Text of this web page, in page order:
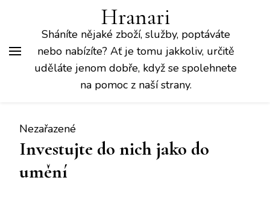
Hranari
Sháníte nějaké zboží, služby, poptáváte
nebo nabízíte? Ať je tomu jakkoliv, určitě
uděláte jenom dobře, když se spolehnete
na pomoc z naší strany.
Nezařazené
Investujte do nich jako do
umění